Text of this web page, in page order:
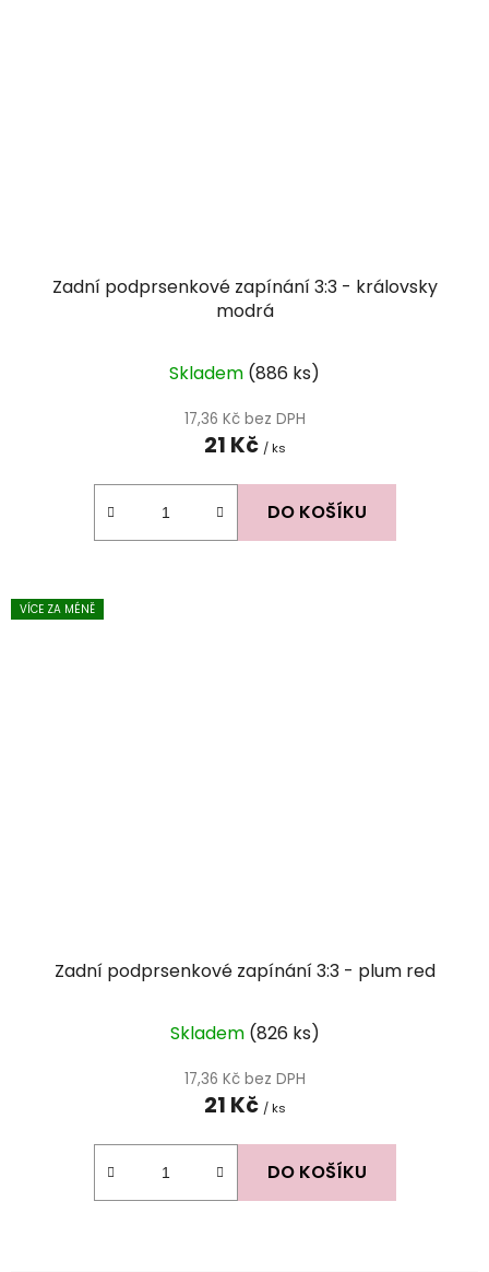
Zadní podprsenkové zapínání 3:3 - královsky
modrá
Skladem (886 ks)
17,36 Kč bez DPH
21 Kč / ks
DO KOŠÍKU
VÍCE ZA MÉNĚ
Zadní podprsenkové zapínání 3:3 - plum red
Skladem (826 ks)
17,36 Kč bez DPH
21 Kč / ks
DO KOŠÍKU